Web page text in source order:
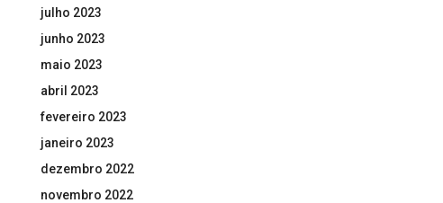
julho 2023
junho 2023
maio 2023
abril 2023
fevereiro 2023
janeiro 2023
dezembro 2022
novembro 2022